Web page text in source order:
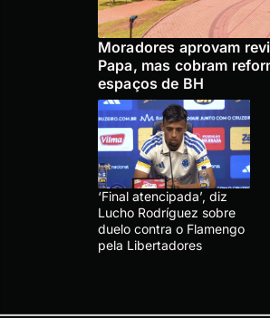
Moradores aprovam
Papa, mas cobram
espaços de BH
‘Final atencipada’, diz
Lucho Rodríguez sobre
duelo contra o Flamengo
pela Libertadores